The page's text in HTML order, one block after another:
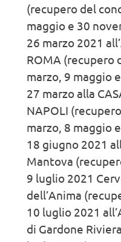
(recupero del
maggio e 30
26 marzo 2021
ROMA (recupero
marzo, 9 maggio
27 marzo alla
NAPOLI
marzo, 8 maggio
18 giugno 2021
Mantova
9 luglio 2021
dell’Anima
10 luglio 2021
di Gardone